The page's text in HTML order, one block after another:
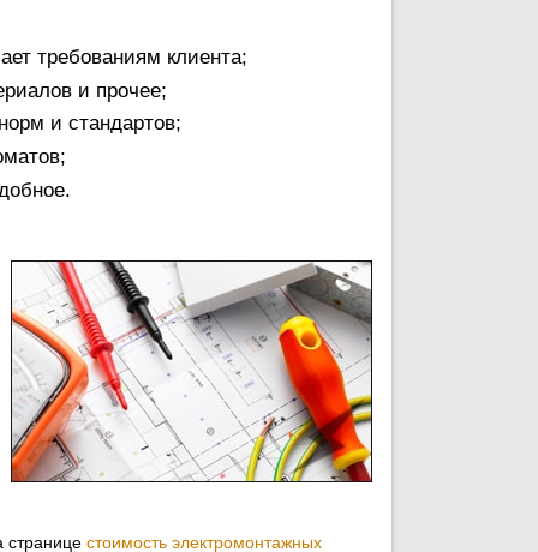
требованиям клиента;
и прочее;
и стандартов;
странице стоимость электромонтажных